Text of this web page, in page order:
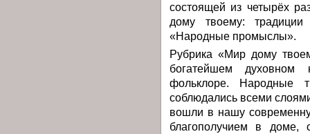
состоящей из четырёх
дому твоему:
«Народные промыслы».
Рубрика «Мир дому
богатейшем духовном
фольклоре. Народные
соблюдались всеми
вошли в нашу
благополучием в доме,